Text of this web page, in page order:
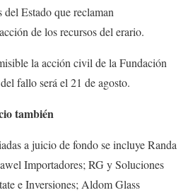
Estado que reclaman
de los recursos del erario.
la acción civil de la Fundación
fallo será el 21 de agosto.
también
a juicio de fondo se incluye Randa
Importadores; RG y Soluciones
e Inversiones; Aldom Glass